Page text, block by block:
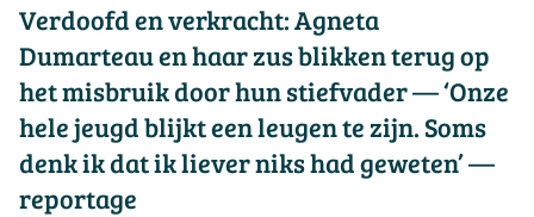
Verdoofd en verkracht: Agneta
Dumarteau en haar zus blikken terug op
het misbruik door hun stiefvader — ‘Onze
hele jeugd blijkt een leugen te zijn. Soms
denk ik dat ik liever niks had geweten’ —
reportage